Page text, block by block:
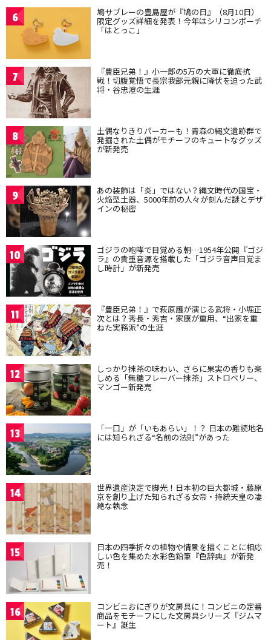
6 鳩サブレーの豊島屋が『鳩の日』（8月10日）
限定グッズ詳細を発表！今年はシリコンポーチ
「はとっこ」
7 『豊臣兄弟！』小一郎の5万の大軍に徹底抗
戦！切腹覚悟で長宗我部元親に降伏を迫った武
将・谷忠澄の生涯
8 土偶なりきりパーカーも！青森の縄文遺跡群で
発掘された土偶がモチーフのキュートなグッズ
が新発売
9 あの装飾は「炎」ではない？縄文時代の国宝・
火焔型土器、5000年前の人々が刻んだ謎とデザ
インの秘密
10 ゴジラの咆哮で目覚める朝…1954年公開『ゴジ
ラ』の貴重音源を搭載した「ゴジラ音声目覚ま
し時計」が新発売
11 『豊臣兄弟！』で萩原護が演じる武将・小堀正
次とは？秀長・秀吉・家康が重用、“出家を重
ねた実務派”の生涯
12 しっかり抹茶の味わい、さらに果実の香りも楽
しめる「無糖フレーバー抹茶」ストロベリー、
マンゴー新発売
13 「一口」が「いもあらい」！？ 日本の難読地名
には知られざる“名前の法則”があった
14 世界遺産決定で脚光！日本初の巨大都城・藤原
京を創り上げた知られざる女帝・持統天皇の凄
絶な執念
15 日本の四季折々の植物や情景を描くことに相応
しい色を集めた水彩色鉛筆『色辞典』が新発
売！
16 コンビニおにぎりが文房具に！コンビニの定番
商品をモチーフにした文房具シリーズ『ジムマ
ート』誕生